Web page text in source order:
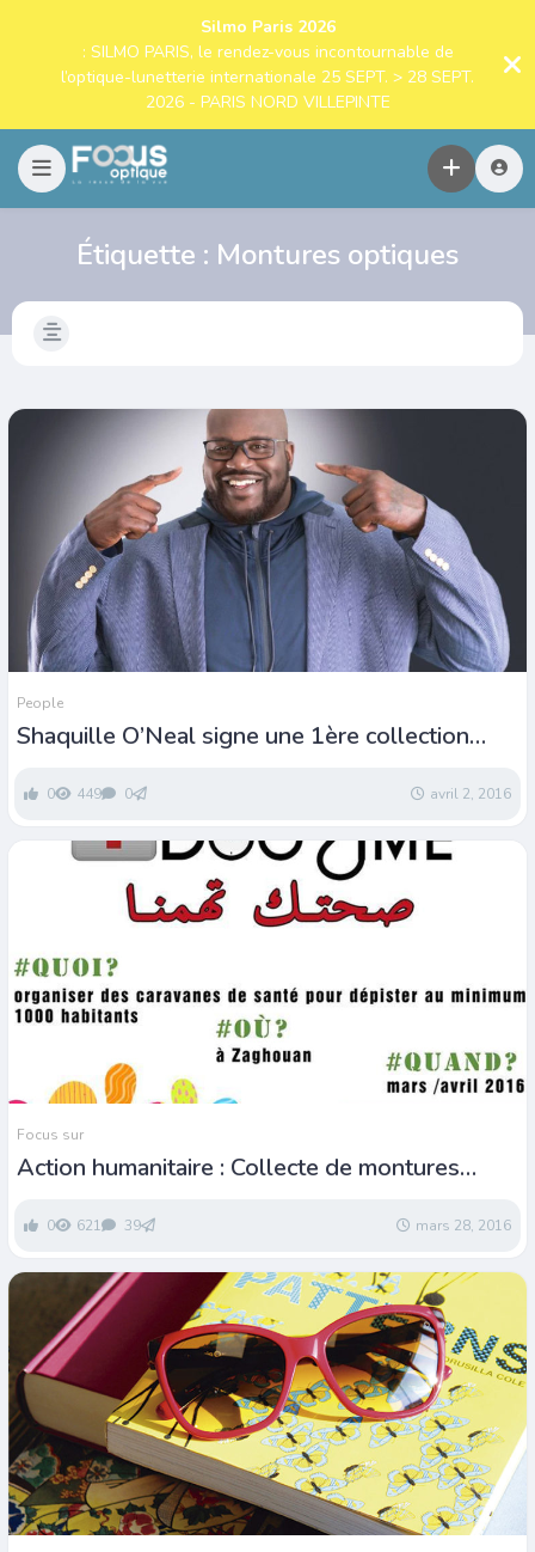
Silmo Paris 2026
: SILMO PARIS, le rendez-vous incontournable de
l’optique-lunetterie internationale 25 SEPT. > 28 SEPT.
2026 - PARIS NORD VILLEPINTE
Étiquette : Montures optiques
People
Shaquille O’Neal signe une 1ère collection
0 449 0 avril 2, 2016
Focus sur
Action humanitaire : Collecte de montures
0 621 39 mars 28, 2016